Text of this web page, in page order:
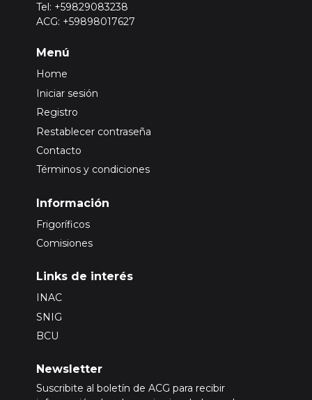
Tel: +59829083238
ACG: +59898017627
Menú
Home
Iniciar sesión
Registro
Restablecer contraseña
Contacto
Términos y condiciones
Información
Frigoríficos
Comisiones
Links de interés
INAC
SNIG
BCU
Newsletter
Suscribite al boletín de ACG para recibir